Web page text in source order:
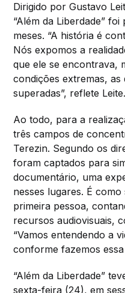
Dirigido por Gustavo
“Além da Liberdade”
meses. “A história é
Nós expomos a
que ele se encontrava,
condições extremas,
superadas”, reflete
Ao todo, para a
três campos de
Terezin. Segundo os
foram captados para
documentário, uma
nesses lugares. É
primeira pessoa,
recursos audiovisuais,
“Vamos entendendo a
conforme fazemos
“Além da Liberdade”
sexta-feira (24), em